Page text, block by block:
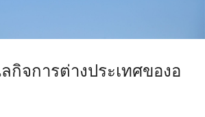
กิจการต่างประเทศของอ